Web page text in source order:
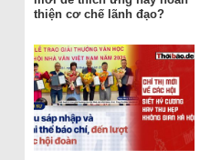
thiện cơ chế lãnh đạo?